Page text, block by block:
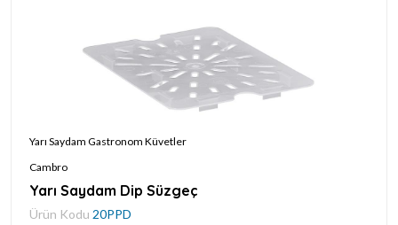
Yarı Saydam Gastronom Küvetler
Cambro
Yarı Saydam Dip Süzgeç
Ürün Kodu 20PPD